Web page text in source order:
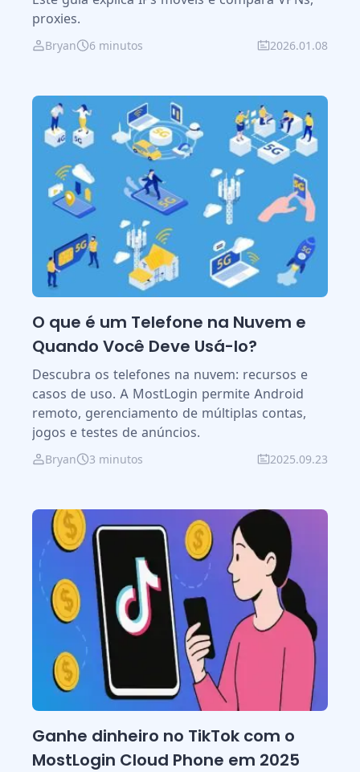
proxies.
Bryan 6 minutos 2026.01.08
O que é um Telefone na Nuvem e
Quando Você Deve Usá-lo?
Descubra os telefones na nuvem: recursos e
casos de uso. A MostLogin permite Android
remoto, gerenciamento de múltiplas contas,
jogos e testes de anúncios.
Bryan 3 minutos 2025.09.23
Ganhe dinheiro no TikTok com o
MostLogin Cloud Phone em 2025